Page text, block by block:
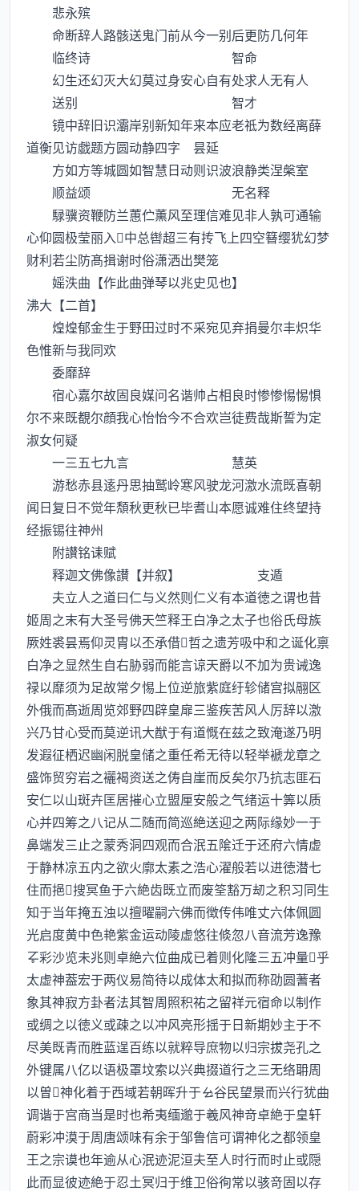
悲永殡
命断辞人路骸送鬼门前从今一别后更防几何年
临终诗 智命
幻生还幻灭大幻莫过身安心自有处求人无有人
送别 智才
镜中辞旧识灞岸别新知年来本应老祗为数经离薛
道衡见访戯题方圆动静四字 昙延
方如方等城圆如智慧日动则识波浪静类涅槃室
顺益颂 无名释
騄骥资鞭防兰蕙伫薰风至理信难见非人孰可通输
心仰圆极莹丽入中总辔超三有抟飞上四空簮缨犹幻梦
财利若尘防髙揖谢时俗潇洒出樊笼
媱泆曲【作此曲弹琴以兆史见也】
沸大【二首】
煌煌郁金生于野田过时不采宛见弃捐曼尔丰炽华
色惟新与我同欢
委靡辞
宿心嘉尔故固良媒问名谐帅占相良时惨惨惕惕惧
尔不来既覩尔顔我心怡怡今不合欢岂徒费哉斯誓为定
淑女何疑
一三五七九言 慧英
游愁赤县逺丹思抽鹫岭寒风驶龙河激水流既喜朝
闻日复日不觉年頽秋更秋已毕耆山本愿诚难住终望持
经振锡往神州
附讃铭诔赋
释迦文佛像讃【并叙】 支遁
夫立人之道曰仁与义然则仁义有本道徳之谓也昔
姬周之末有大圣号佛天竺释王白净之太子也俗氏母族
厥姓裘昙焉仰灵胄以丕承借哲之遗芳吸中和之诞化禀
白净之显然生自右胁弱而能言谅天爵以不加为贵诫逸
禄以靡须为足故常夕惕上位逆旅紫庭纡轸储宫拟翮区
外俄而髙逝周览郊野四辟皇扉三鉴疾苦风人厉辞以激
兴乃甘心受而莫逆讯大猷于有道慨在兹之致淹遂乃明
发遐征栖迟幽闲脱皇储之重任希无待以轻举褫龙章之
盛饰贸穷岩之襹褐资送之俦自崖而反矣尔乃抗志匪石
安仁以山斑卉匡居摧心立盟厘安般之气绪运十筭以质
心并四筹之八记从二随而简巡絶送迎之两际缘妙一于
鼻端发三止之蒙秀洞四观而合泯五隂迁于还府六情虚
于静林凉五内之欲火廓太素之浩心濯般若以进徳潜七
住而挹搜冥鱼于六絶齿既立而废筌豁万刼之积习同生
知于当年掩五浊以擅曜嗣六佛而徴传伟唯丈六体佩圆
光启度黄中色艳紫金运动陵虚悠往倐忽八音流芳逸豫
彩沙览未兆则卓絶六位曲成已着则化隆三五冲量乎
太虚神葢宏于两仪易简待以成体太和拟而称劭圆蓍者
象其神寂方卦者法其智周照积祐之留祥元宿命以制作
或绸之以徳义或疎之以冲风亮形揺于日新期妙主于不
尽美既青而胜蓝逞百练以就粹导庶物以归宗拔尧孔之
外键属八亿以语极罩坟索以兴典掇道行之三无络耼周
以曽神化着于西域若朝晖升于谷民望景而兴行犹曲
调谐于宫商当是时也希夷缅邈于羲风神竒卓絶于皇轩
蔚彩冲漠于周唐颂味有余于邹鲁信可谓神化之都领皇
王之宗谟也年逾从心泯迹泥洹夫至人时行而时止或隠
此而显彼迹絶于忍土冥归于维卫俗徇常以骇竒固以存